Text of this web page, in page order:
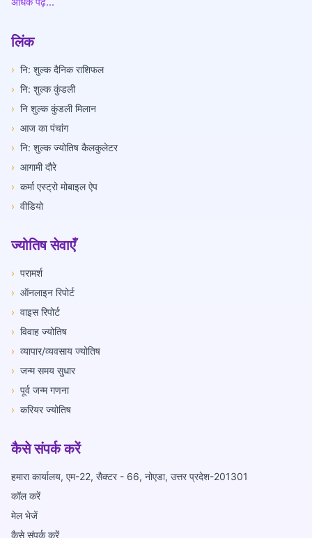
लिंक
› नि: शुल्क दैनिक राशिफल
› नि: शुल्क कुंडली
› नि शुल्क कुंडली मिलान
› आज का पंचांग
› नि: शुल्क ज्योतिष कैलकुलेटर
› आगामी दौरे
› कर्मा एस्ट्रो मोबाइल ऐप
› वीडियो
ज्योतिष सेवाएँ
› परामर्श
› ऑनलाइन रिपोर्ट
› वाइस रिपोर्ट
› विवाह ज्योतिष
› व्यापार/व्यवसाय ज्योतिष
› जन्म समय सुधार
› पूर्व जन्म गणना
› करियर ज्योतिष
कैसे संपर्क करें
हमारा कार्यालय, एम-22, सैक्टर - 66, नोएडा, उत्तर प्रदेश-201301
कॉल करें
मेल भेजें
कैसे संपर्क करें